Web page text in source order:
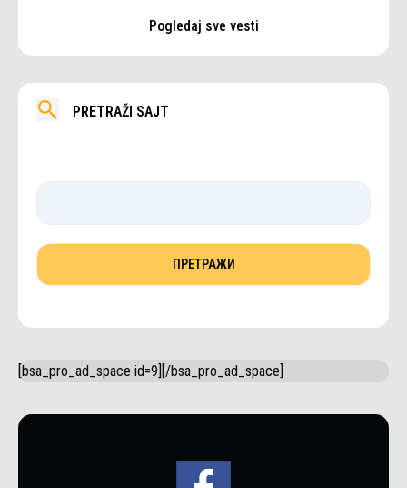
Pogledaj sve vesti
PRETRAŽI SAJT
[bsa_pro_ad_space id=9][/bsa_pro_ad_space]